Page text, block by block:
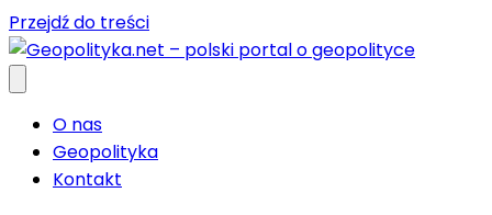
Przejdź do treści
O nas
Geopolityka
Kontakt